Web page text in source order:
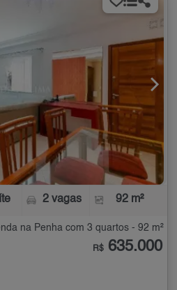
2 vagas 92 m²
na Penha com 3 quartos - 92 m²
R$ 635.000